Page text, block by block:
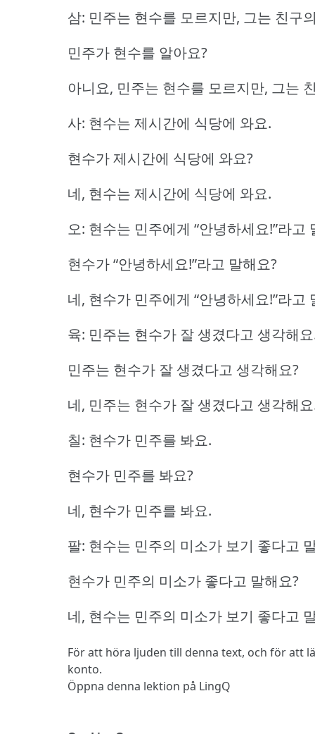
삼: 민주는 현수를 모르지만, 그는 친구
민주가 현수를 알아요?
아니요, 민주는 현수를 모르지만, 그는
사: 현수는 제시간에 식당에 와요.
현수가 제시간에 식당에 와요?
네, 현수는 제시간에 식당에 와요.
오: 현수는 민주에게 “안녕하세요!”라고
현수가 “안녕하세요!”라고 말해요?
네, 현수가 민주에게 “안녕하세요!”라고
육: 민주는 현수가 잘 생겼다고 생각해
민주는 현수가 잘 생겼다고 생각해요?
네, 민주는 현수가 잘 생겼다고 생각해
칠: 현수가 민주를 봐요.
현수가 민주를 봐요?
네, 현수가 민주를 봐요.
팔: 현수는 민주의 미소가 보기 좋다고
현수가 민주의 미소가 좋다고 말해요?
네, 현수는 민주의 미소가 보기 좋다고
För att höra ljuden till denna text, och för att
konto.
Öppna denna lektion på LingQ